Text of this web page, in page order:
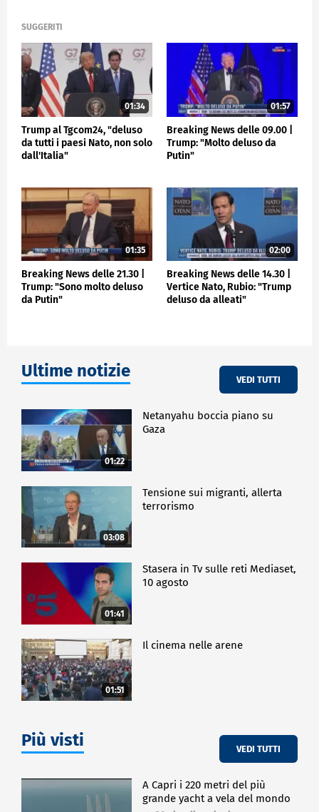
mi hanno detto che non sarebbero stati lì", ha
ESTERI
SUGGERITI
01:34
Trump al Tgcom24, "deluso
da tutti i paesi Nato, non solo
dall'Italia"
01:57
Breaking News delle 09.00 |
Trump: "Molto deluso da
Putin"
01:35
Breaking News delle 21.30 |
Trump: "Sono molto deluso
da Putin"
02:00
Breaking News delle 14.30 |
Vertice Nato, Rubio: "Trump
deluso da alleati"
Ultime notizie VEDI TUTTI
01:22
Netanyahu boccia piano su
Gaza
03:08
Tensione sui migranti, allerta
terrorismo
01:41
Stasera in Tv sulle reti Mediaset,
10 agosto
01:51
Il cinema nelle arene
Più visti VEDI TUTTI
A Capri i 220 metri del più
grande yacht a vela del mondo